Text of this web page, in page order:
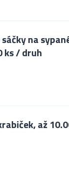
na
ks / druh
až